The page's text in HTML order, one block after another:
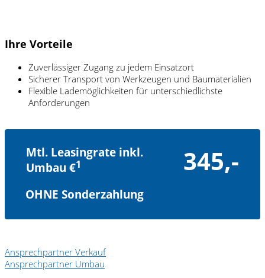
Ihre Vorteile
Zuverlässiger Zugang zu jedem Einsatzort
Sicherer Transport von Werkzeugen und Baumaterialien
Flexible Lademöglichkeiten für unterschiedlichste
Anforderungen
Mtl. Leasingrate inkl.
Umbau €1 345,-
OHNE Sonderzahlung
Ansprechpartner Verkauf
Ansprechpartner Umbau